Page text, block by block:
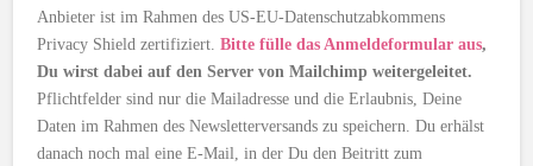
Anbieter ist im Rahmen des US-EU-Datenschutzabkommens
Privacy Shield zertifiziert.Bitte fülle das Anmeldeformular aus,
Du wirst dabei auf den Server von Mailchimp weitergeleitet.
Pflichtfelder sind nur die Mailadresse und die Erlaubnis, Deine
Daten im Rahmen des Newsletterversands zu speichern. Du erhälst
danach noch mal eine E-Mail, in der Du den Beitritt zum